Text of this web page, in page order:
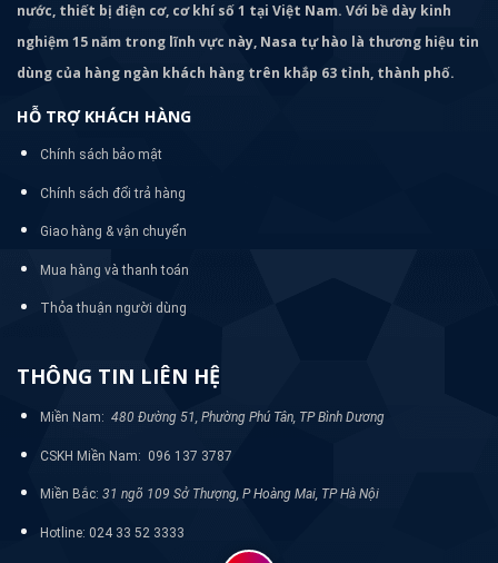
nước, thiết bị điện cơ, cơ khí số 1 tại Việt Nam. Với bề dày kinh
nghiệm 15 năm trong lĩnh vực này, Nasa tự hào là thương hiệu tin
dùng của hàng ngàn khách hàng trên khắp 63 tỉnh, thành phố.
HỖ TRỢ KHÁCH HÀNG
Chính sách bảo mật
Chính sách đổi trả hàng
Giao hàng & vận chuyển
Mua hàng và thanh toán
Thỏa thuận người dùng
THÔNG TIN LIÊN HỆ
Miền Nam: 480 Đường 51, Phường Phú Tân, TP Bình Dương
CSKH Miền Nam: 096 137 3787
Miền Bắc: 31 ngõ 109 Sở Thượng, P Hoàng Mai, TP Hà Nội
Hotline: 024 33 52 3333